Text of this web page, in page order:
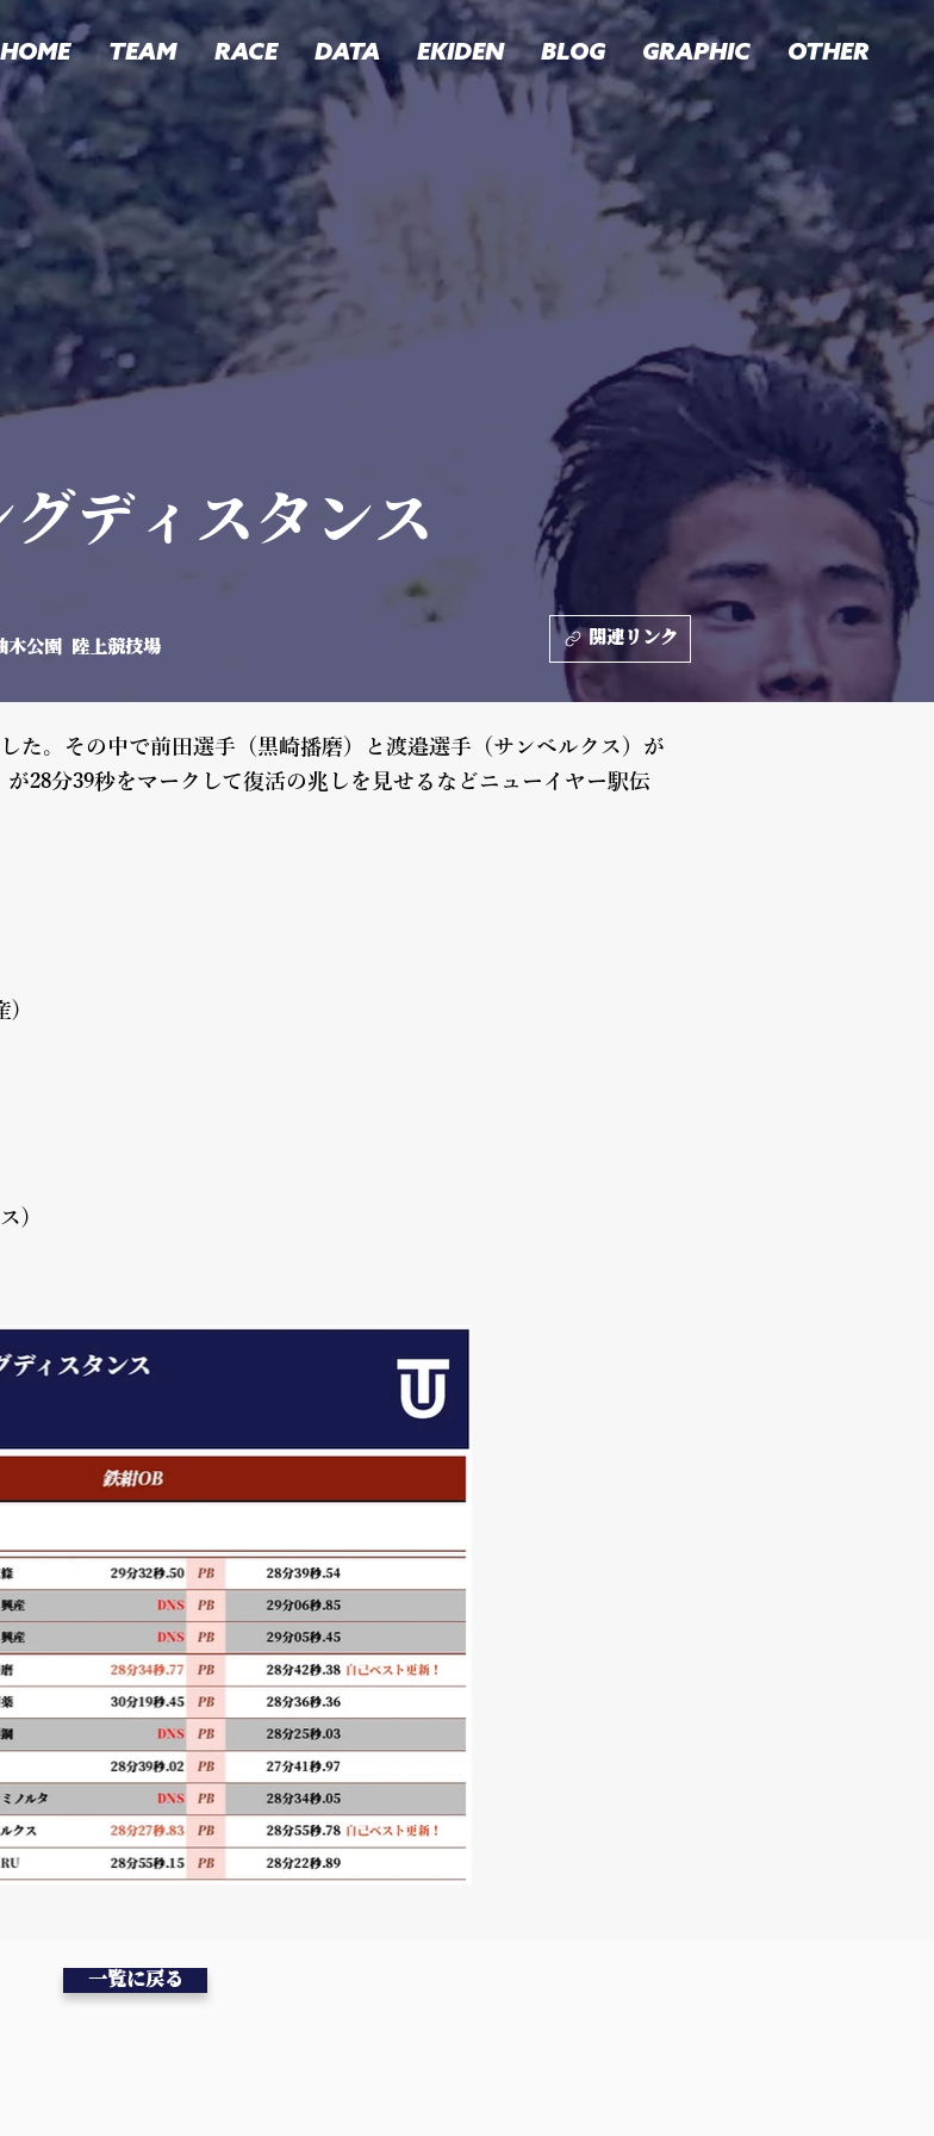
HOME TEAM RACE DATA EKIDEN BLOG GRAPHIC OTHER
ディスタンス
木公園 陸上競技場 関連リンク
た。その中で前田選手（黒崎播磨）と渡邉選手（サンベルクス）が
28分39秒をマークして復活の兆しを見せるなどニューイヤー駅伝
)
)
一覧に戻る